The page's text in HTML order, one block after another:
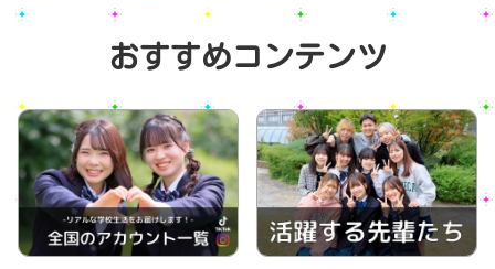
おすすめコンテンツ